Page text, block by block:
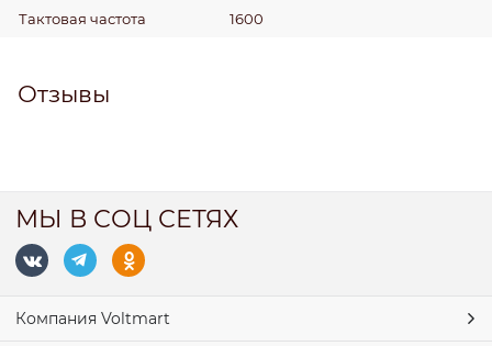
Тактовая частота 1600
Отзывы
МЫ В СОЦ СЕТЯХ
Компания Voltmart